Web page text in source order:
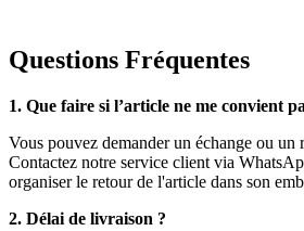
Questions Fréquentes
1. Que faire si l’article ne me convient
Vous pouvez demander un échange ou un
Contactez notre service client via
organiser le retour de l'article dans son
2. Délai de livraison ?